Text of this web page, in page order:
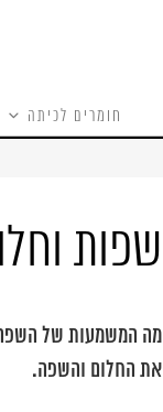
חומרים לכיתה
שפות
מה המשמעות של השפה
את החלום והשפה.